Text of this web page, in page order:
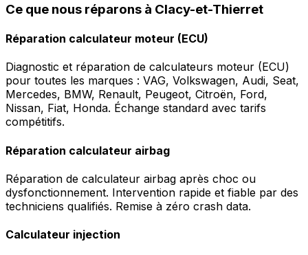
Ce que nous réparons à Clacy-et-Thierret
Réparation calculateur moteur (ECU)
Diagnostic et réparation de calculateurs moteur (ECU)
pour toutes les marques : VAG, Volkswagen, Audi, Seat,
Mercedes, BMW, Renault, Peugeot, Citroën, Ford,
Nissan, Fiat, Honda. Échange standard avec tarifs
compétitifs.
Réparation calculateur airbag
Réparation de calculateur airbag après choc ou
dysfonctionnement. Intervention rapide et fiable par des
techniciens qualifiés. Remise à zéro crash data.
Calculateur injection